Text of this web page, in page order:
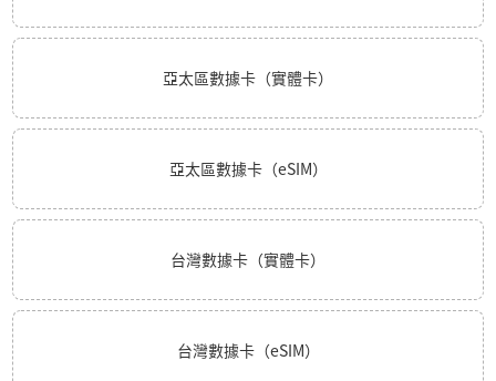
亞太區數據卡（實體卡）
亞太區數據卡（eSIM）
台灣數據卡（實體卡）
台灣數據卡（eSIM）